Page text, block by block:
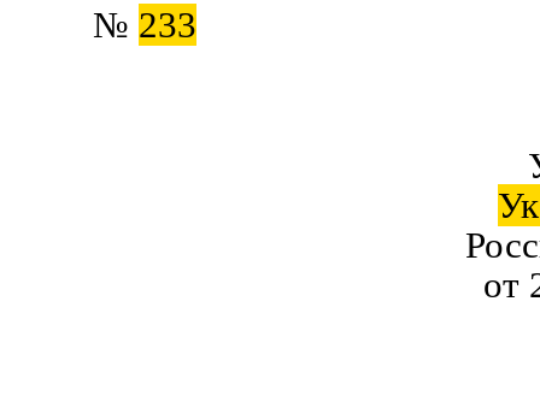
№ 233
от